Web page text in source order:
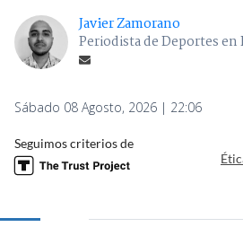
Javier Zamorano
Periodista de Deportes
Sábado 08 Agosto, 2026 | 22:06
Seguimos criterios de